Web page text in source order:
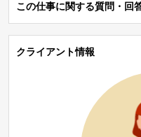
この仕事に関する質問・回
クライアント情報